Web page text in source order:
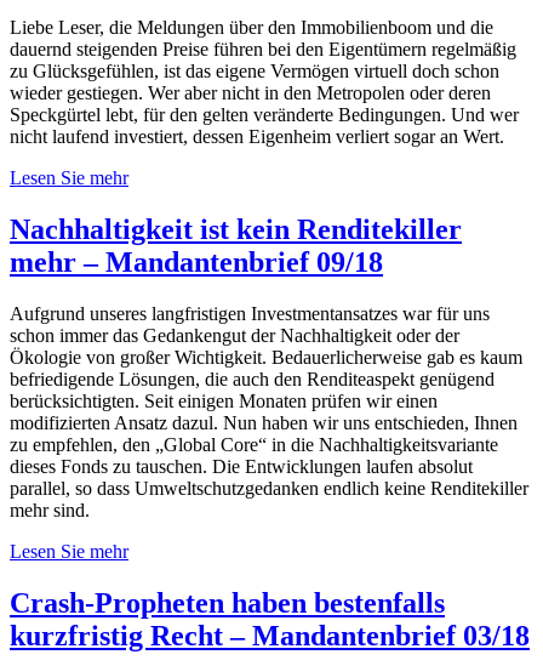
Liebe Leser, die Meldungen über den Immobilienboom und die
dauernd steigenden Preise führen bei den Eigentümern regelmäßig
zu Glücksgefühlen, ist das eigene Vermögen virtuell doch schon
wieder gestiegen. Wer aber nicht in den Metropolen oder deren
Speckgürtel lebt, für den gelten veränderte Bedingungen. Und wer
nicht laufend investiert, dessen Eigenheim verliert sogar an Wert.
Lesen Sie mehr
Nachhaltigkeit ist kein Renditekiller
mehr – Mandantenbrief 09/18
Aufgrund unseres langfristigen Investmentansatzes war für uns
schon immer das Gedankengut der Nachhaltigkeit oder der
Ökologie von großer Wichtigkeit. Bedauerlicherweise gab es kaum
befriedigende Lösungen, die auch den Renditeaspekt genügend
berücksichtigten. Seit einigen Monaten prüfen wir einen
modifizierten Ansatz dazul. Nun haben wir uns entschieden, Ihnen
zu empfehlen, den „Global Core“ in die Nachhaltigkeitsvariante
dieses Fonds zu tauschen. Die Entwicklungen laufen absolut
parallel, so dass Umweltschutzgedanken endlich keine Renditekiller
mehr sind.
Lesen Sie mehr
Crash-Propheten haben bestenfalls
kurzfristig Recht – Mandantenbrief 03/18